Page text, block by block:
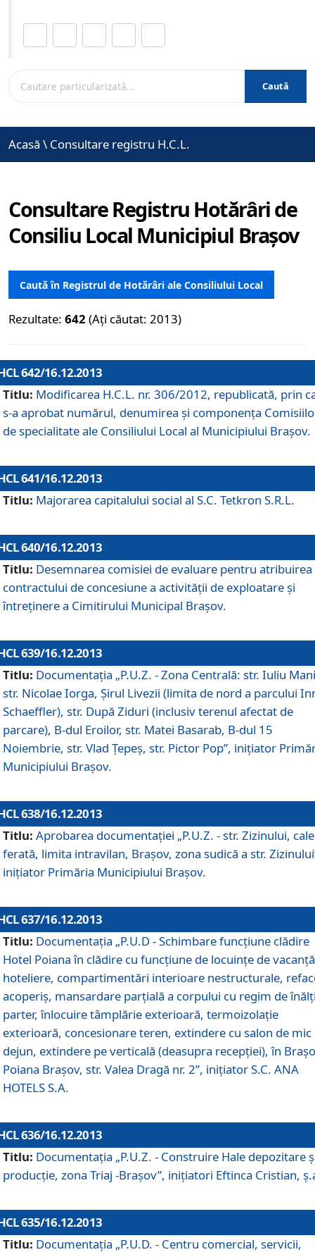
Caută
Acasă \ Consultare registru H.C.L.
Consultare Registru Hotărâri de
Consiliu Local Municipiul Brașov
Caută în Registrul de Hotărâri ale Consiliului Local
Rezultate: 642 (Ați căutat: 2013)
642/16.12.2013
Titlu: Modificarea H.C.L. nr. 306/2012, republicată, prin
s-a aprobat numărul, denumirea şi componenţa
de specialitate ale Consiliului Local al Municipiului Braşov.
641/16.12.2013
Titlu: Majorarea capitalului social al S.C. Tetkron S.R.L.
640/16.12.2013
Titlu: Desemnarea comisiei de evaluare pentru atribuirea
contractului de concesiune a activităţii de exploatare şi
întreţinere a Cimitirului Municipal Braşov.
639/16.12.2013
Titlu: Documentaţia „P.U.Z. - Zona Centrală: str. Iuliu
str. Nicolae Iorga, Şirul Livezii (limita de nord a parcului
Schaeffler), str. După Ziduri (inclusiv terenul afectat de
parcare), B-dul Eroilor, str. Matei Basarab, B-dul 15
Noiembrie, str. Vlad Ţepeş, str. Pictor Pop”, iniţiator
Municipiului Braşov.
638/16.12.2013
Titlu: Aprobarea documentaţiei „P.U.Z. - str. Zizinului,
ferată, limita intravilan, Braşov, zona sudică a str.
iniţiator Primăria Municipiului Braşov.
637/16.12.2013
Titlu: Documentaţia „P.U.D - Schimbare funcţiune clădire
Hotel Poiana în clădire cu funcţiune de locuinţe de
hoteliere, compartimentări interioare nestructurale,
acoperiş, mansardare parţială a corpului cu regim de
parter, înlocuire tâmplărie exterioară, termoizolaţie
exterioară, concesionare teren, extindere cu salon de mic
dejun, extindere pe verticală (deasupra recepţiei), în
Poiana Braşov, str. Valea Dragă nr. 2”, iniţiator S.C. ANA
HOTELS S.A.
636/16.12.2013
Titlu: Documentaţia „P.U.Z. - Construire Hale depozitare
producţie, zona Triaj -Braşov”, iniţiatori Eftinca Cristian,
635/16.12.2013
Titlu: Documentaţia „P.U.D. - Centru comercial, servicii,